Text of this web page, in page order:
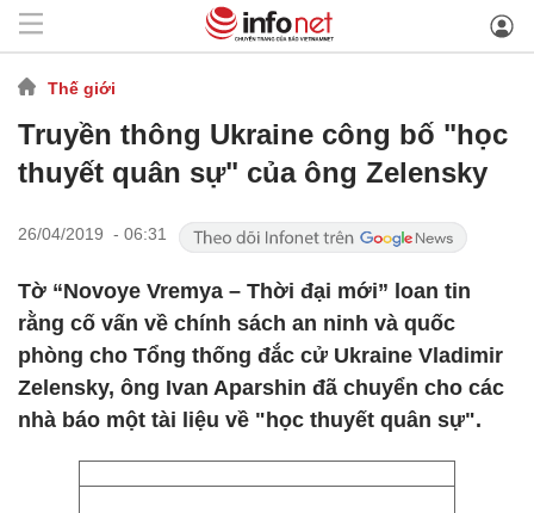
Thế giới
Truyền thông Ukraine công bố "học
thuyết quân sự" của ông Zelensky
26/04/2019 - 06:31
Tờ “Novoye Vremya – Thời đại mới” loan tin
rằng cố vấn về chính sách an ninh và quốc
phòng cho Tổng thống đắc cử Ukraine Vladimir
Zelensky, ông Ivan Aparshin đã chuyển cho các
nhà báo một tài liệu về "học thuyết quân sự".